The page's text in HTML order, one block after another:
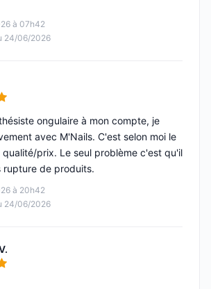
à 07h42
24/06/2026
5
à 20h42
24/06/2026
ongulaire à mon compte, je
avec M'Nails. C'est selon moi le
qualité/prix. Le seul problème c'est qu'il
rupture de produits.
5